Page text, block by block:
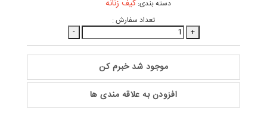
دسته بندی:کیف زنانه
تعداد سفارش :
+
-
موجود شد خبرم کن
افزودن به علاقه مندی ها